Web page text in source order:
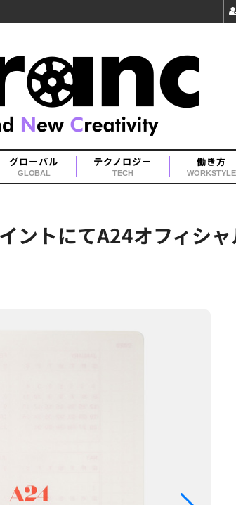
グローバル
GLOBAL
テクノロジー
TECH
働き方
WORKSTYLE
ントにてA24オフィシ